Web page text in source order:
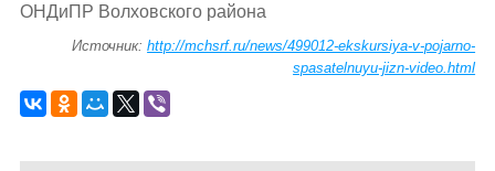
ОНДиПР Волховского района
Источник:http://mchsrf.ru/news/499012-ekskursiya-v-pojarno-
spasatelnuyu-jizn-video.html